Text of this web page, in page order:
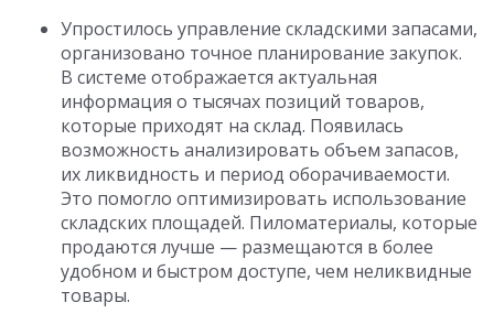
Упростилось управление складскими запасами,
организовано точное планирование закупок.
В системе отображается актуальная
информация о тысячах позиций товаров,
которые приходят на склад. Появилась
возможность анализировать объем запасов,
их ликвидность и период оборачиваемости.
Это помогло оптимизировать использование
складских площадей. Пиломатериалы, которые
продаются лучше — размещаются в более
удобном и быстром доступе, чем неликвидные
товары.